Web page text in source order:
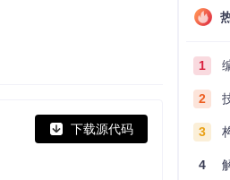
下载源代码
1
2
3
4